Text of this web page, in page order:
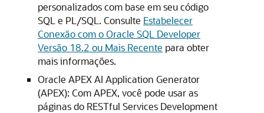
personalizados com base em seu código
SQL e PL/SQL. Consulte Estabelecer
Conexão com o Oracle SQL Developer
Versão 18.2 ou Mais Recente para obter
mais informações.
Oracle APEX AI Application Generator
(APEX): Com APEX, você pode usar as
páginas do RESTful Services Development